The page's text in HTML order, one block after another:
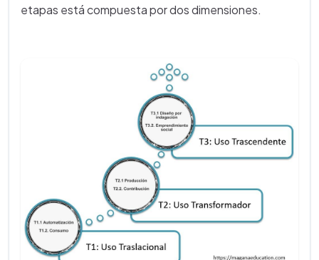
etapas está compuesta por dos dimensiones.